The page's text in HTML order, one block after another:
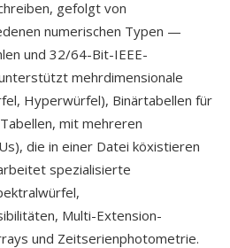
gefolgt von
numerischen Typen —
und 32/64-Bit-IEEE-
mehrdimensionale
Hyperwürfel), Binärtabellen für
mit mehreren
die in einer Datei köxistieren
spezialisierte
Multi-Extension-
und Zeitserienphotometrie.